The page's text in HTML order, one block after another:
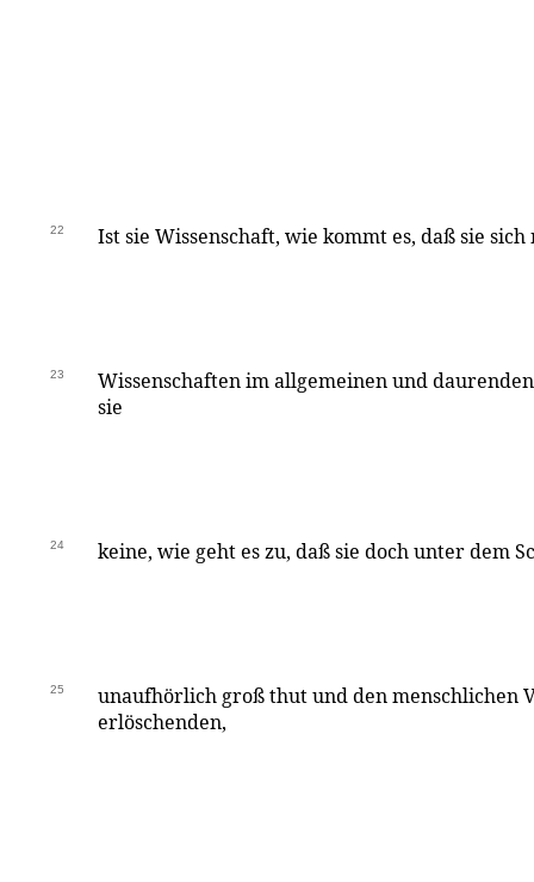
22 Ist sie Wissenschaft, wie kommt es, daß sie
23
Wissenschaften im allgemeinen und
sie
24 keine, wie geht es zu, daß sie doch unter dem
25
unaufhörlich groß thut und den menschlichen
erlöschenden,